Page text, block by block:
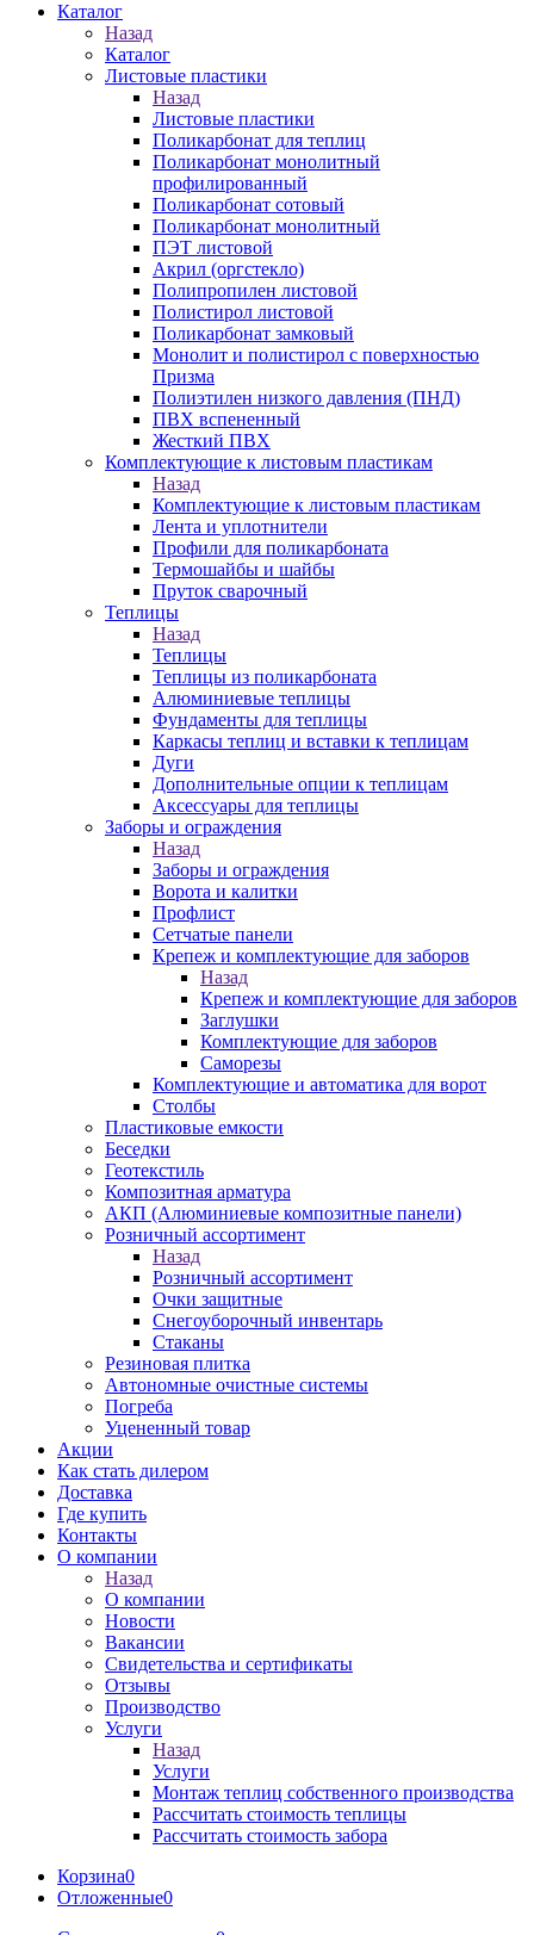
Каталог
Назад
Каталог
Листовые пластики
Назад
Листовые пластики
Поликарбонат для теплиц
Поликарбонат монолитный
профилированный
Поликарбонат сотовый
Поликарбонат монолитный
ПЭТ листовой
Акрил (оргстекло)
Полипропилен листовой
Полистирол листовой
Поликарбонат замковый
Монолит и полистирол с поверхностью
Призма
Полиэтилен низкого давления (ПНД)
ПВХ вспененный
Жесткий ПВХ
Комплектующие к листовым пластикам
Назад
Комплектующие к листовым пластикам
Лента и уплотнители
Профили для поликарбоната
Термошайбы и шайбы
Пруток сварочный
Теплицы
Назад
Теплицы
Теплицы из поликарбоната
Алюминиевые теплицы
Фундаменты для теплицы
Каркасы теплиц и вставки к теплицам
Дуги
Дополнительные опции к теплицам
Аксессуары для теплицы
Заборы и ограждения
Назад
Заборы и ограждения
Ворота и калитки
Профлист
Сетчатые панели
Крепеж и комплектующие для заборов
Назад
Крепеж и комплектующие для заборов
Заглушки
Комплектующие для заборов
Саморезы
Комплектующие и автоматика для ворот
Столбы
Пластиковые емкости
Беседки
Геотекстиль
Композитная арматура
АКП (Алюминиевые композитные панели)
Розничный ассортимент
Назад
Розничный ассортимент
Очки защитные
Снегоуборочный инвентарь
Стаканы
Резиновая плитка
Автономные очистные системы
Погреба
Уцененный товар
Акции
Как стать дилером
Доставка
Где купить
Контакты
О компании
Назад
О компании
Новости
Вакансии
Свидетельства и сертификаты
Отзывы
Производство
Услуги
Назад
Услуги
Монтаж теплиц собственного производства
Рассчитать стоимость теплицы
Рассчитать стоимость забора
Корзина0
Отложенные0